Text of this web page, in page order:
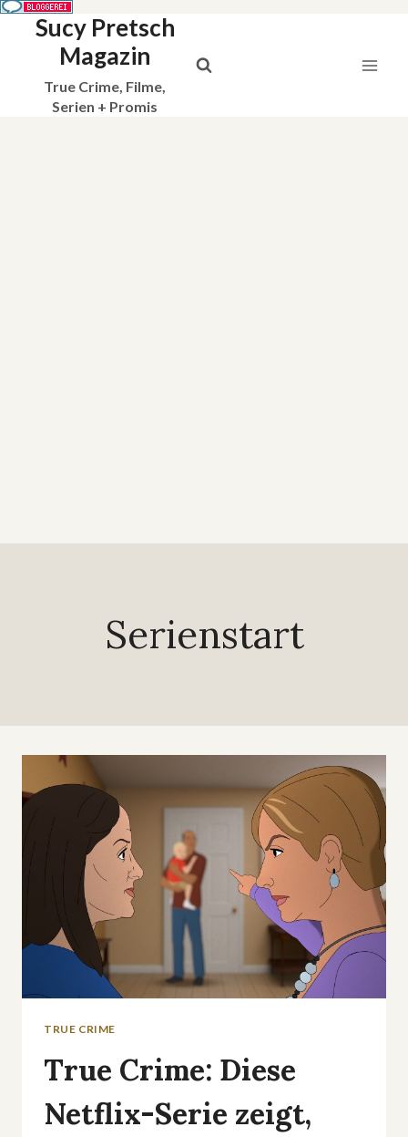
Sucy Pretsch
Magazin
True Crime, Filme,
Serien + Promis
Serienstart
TRUE CRIME
True Crime: Diese
Netflix-Serie zeigt,